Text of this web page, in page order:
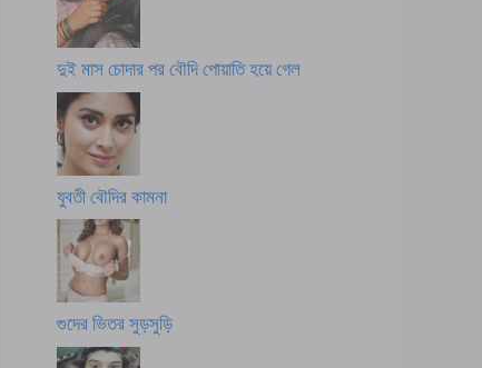
দুই মাস চোদার পর বৌদি পোয়াতি হয়ে গেল
যুবতী বৌদির কামনা
গুদের ভিতর সুড়সুড়ি